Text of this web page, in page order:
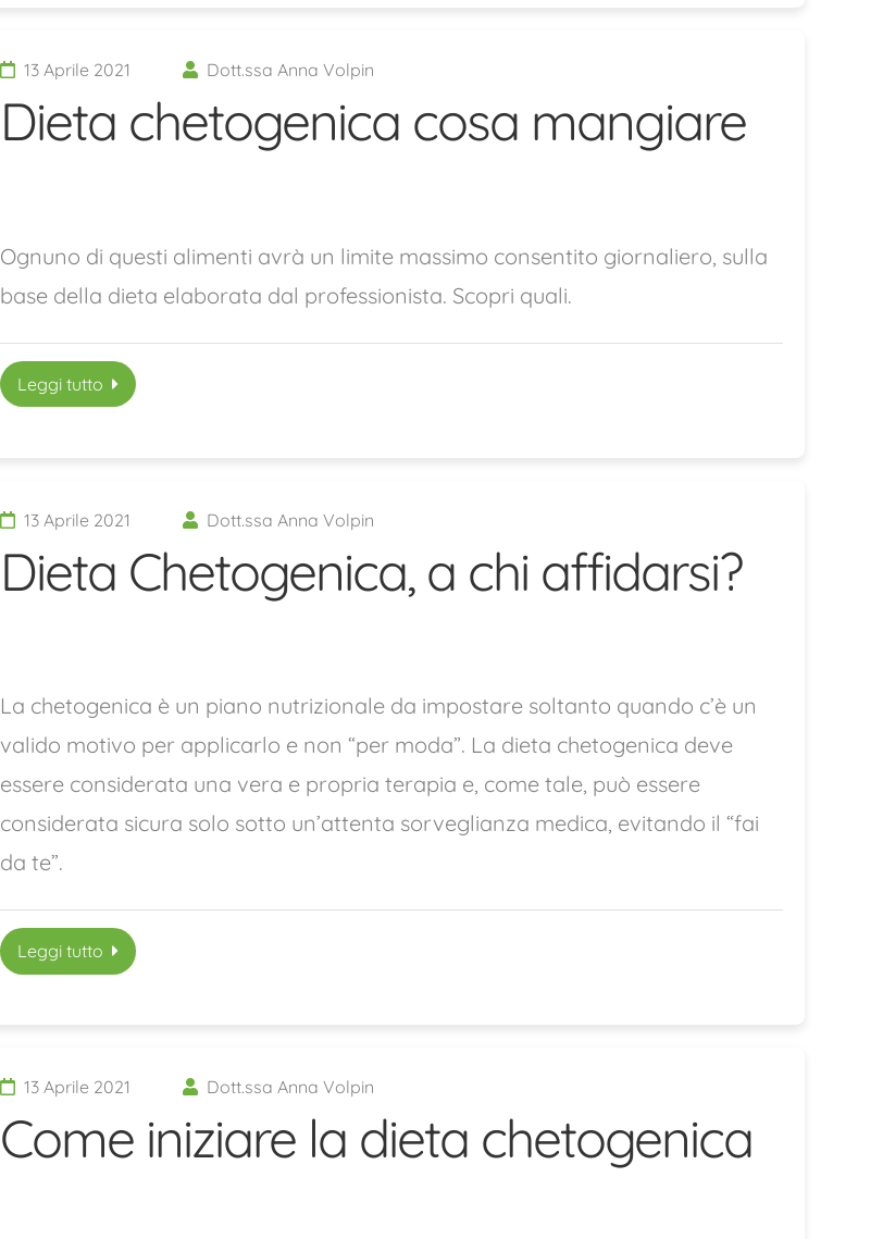
13 Aprile 2021 Dott.ssa Anna Volpin
Dieta chetogenica cosa mangiare
Ognuno di questi alimenti avrà un limite massimo consentito giornaliero, sulla
base della dieta elaborata dal professionista. Scopri quali.
Leggi tutto
13 Aprile 2021 Dott.ssa Anna Volpin
Dieta Chetogenica, a chi affidarsi?
La chetogenica è un piano nutrizionale da impostare soltanto quando c’è un
valido motivo per applicarlo e non “per moda”. La dieta chetogenica deve
essere considerata una vera e propria terapia e, come tale, può essere
considerata sicura solo sotto un’attenta sorveglianza medica, evitando il “fai
da te”.
Leggi tutto
13 Aprile 2021 Dott.ssa Anna Volpin
Come iniziare la dieta chetogenica